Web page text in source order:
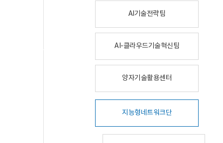
AI기술전략팀
AI-클라우드기술혁신팀
양자기술활용센터
지능형네트워크단